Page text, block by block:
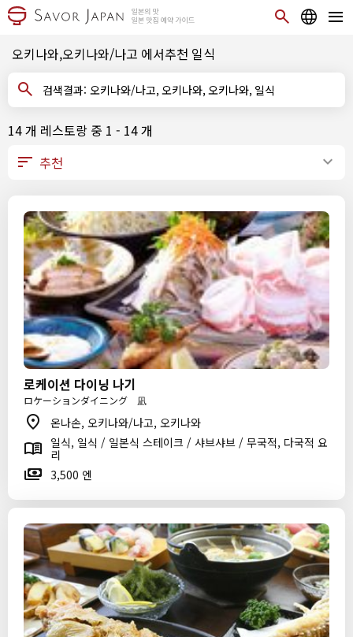
오키나와,오키나와/나고 에서추천 일식
검색결과: 오키나와/나고, 오키나와, 오키나와, 일식
14 개 레스토랑 중 1 - 14 개
로케이션 다이닝 나기
ロケーションダイニング 凪
온나손, 오키나와/나고, 오키나와
일식, 일식 / 일본식 스테이크 / 샤브샤브 / 무국적, 다국적 요
리
3,500 엔